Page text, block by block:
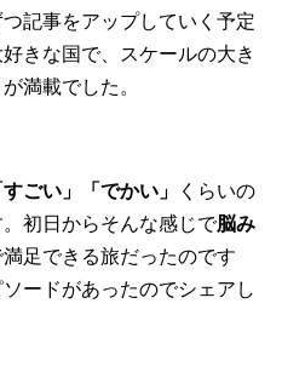
記事をアップしていく予定
きな国で、スケールの大き
満載でした。
すごい」「でかい」
くらいの
初日からそんな感じで脳み
足できる旅だったのです
ードがあったのでシェアし